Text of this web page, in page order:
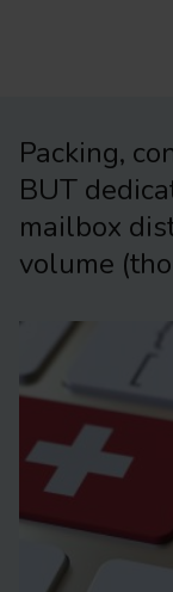
Packing,
BUT
mailbox
volume